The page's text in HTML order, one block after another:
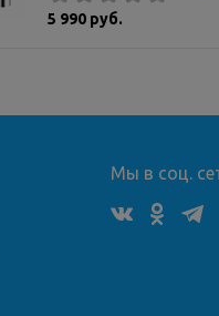
5 990 руб.
Мы в соц.